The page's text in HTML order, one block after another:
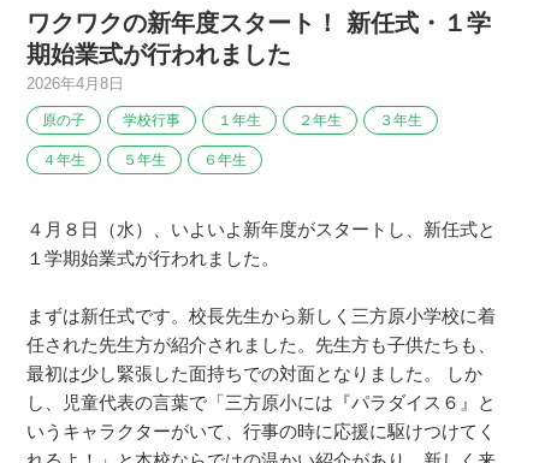
ワクワクの新年度スタート！ 新任式・１学
期始業式が行われました
2026年4月8日
原の子 学校行事 １年生 ２年生 ３年生
４年生 ５年生 ６年生
４月８日（水）、いよいよ新年度がスタートし、新任式と
１学期始業式が行われました。
まずは新任式です。校長先生から新しく三方原小学校に着
任された先生方が紹介されました。先生方も子供たちも、
最初は少し緊張した面持ちでの対面となりました。 しか
し、児童代表の言葉で「三方原小には『パラダイス６』と
いうキャラクターがいて、行事の時に応援に駆けつけてく